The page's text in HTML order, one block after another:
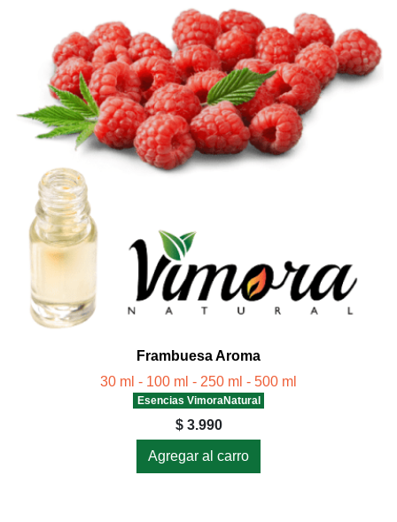
Frambuesa Aroma
30 ml - 100 ml - 250 ml - 500 ml
Esencias VimoraNatural
$ 3.990
Agregar al carro